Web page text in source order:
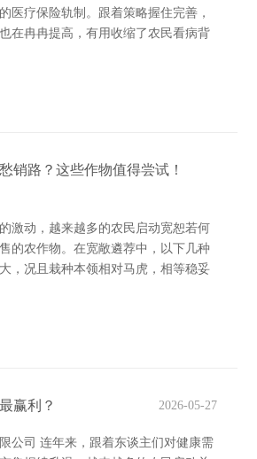
医疗保险轨制。跟着策略握住完善，
在冉冉提高，有用收缩了农民看病背
销路？这些作物值得尝试！
激动，越来越多的农民启动宽恕若何
的农作物。在宽敞遴荐中，以下几种
，况且栽种本领相对马虎，相等稳妥
赢利？ 2026-05-27
公司 连年来，跟着东谈主们对健康需